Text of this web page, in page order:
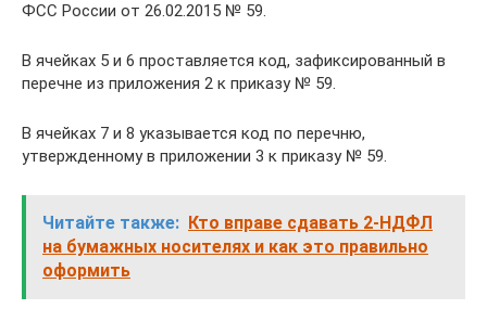
ФСС России от 26.02.2015 № 59.
В ячейках 5 и 6 проставляется код, зафиксированный в
перечне из приложения 2 к приказу № 59.
В ячейках 7 и 8 указывается код по перечню,
утвержденному в приложении 3 к приказу № 59.
Читайте также: Кто вправе сдавать 2-НДФЛ
на бумажных носителях и как это правильно
оформить